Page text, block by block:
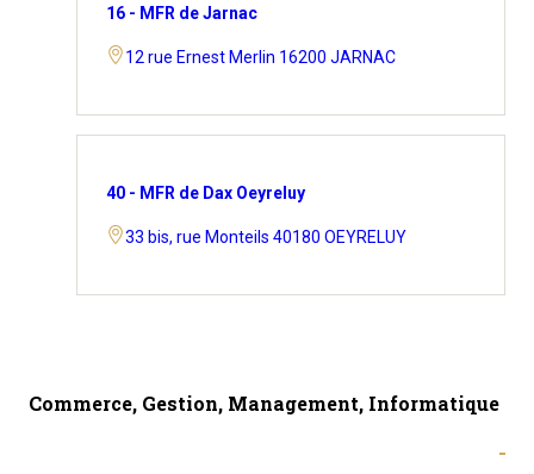
16 - MFR de Jarnac
12 rue Ernest Merlin 16200 JARNAC
40 - MFR de Dax Oeyreluy
33 bis, rue Monteils 40180 OEYRELUY
Commerce, Gestion, Management, Informatique